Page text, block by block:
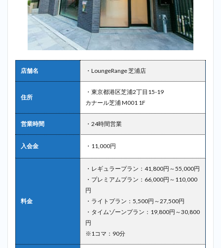
店舗名 ・LoungeRange 芝浦店
住所
・東京都港区芝浦2丁目15-19
カナール芝浦 M001 1F
営業時間 ・24時間営業
入会金 ・11,000円
料金
・レギュラープラン：41,800円～55,000円
・プレミアムプラン：66,000円～110,000
円
・ライトプラン：5,500円～27,500円
・タイムゾーンプラン：19,800円～30,800
円
※1コマ：90分